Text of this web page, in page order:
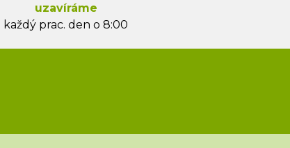
uzavíráme
každý prac. den o 8:00